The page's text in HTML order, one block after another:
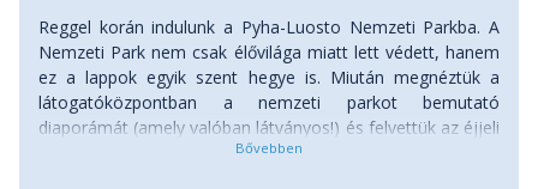
Reggel korán indulunk a Pyha-Luosto Nemzeti Parkba. A
Nemzeti Park nem csak élővilága miatt lett védett, hanem
ez a lappok egyik szent hegye is. Miután megnéztük a
látogatóközpontban a nemzeti parkot bemutató
diaporámát (amely valóban látványos!) és felvettük az éjjeli
menedékül szolgáló Kuukkeli-menedékház kulcsait, a